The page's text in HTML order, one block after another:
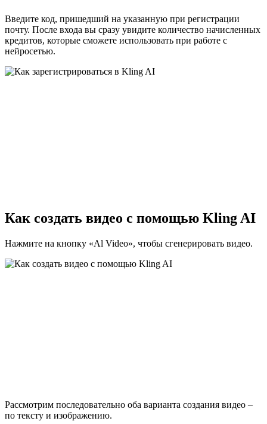
Введите код, пришедший на указанную при регистрации
почту. После входа вы сразу увидите количество начисленных
кредитов, которые сможете использовать при работе с
нейросетью.
Как создать видео с помощью Kling AI
Нажмите на кнопку «Al Video», чтобы сгенерировать видео.
Рассмотрим последовательно оба варианта создания видео –
по тексту и изображению.